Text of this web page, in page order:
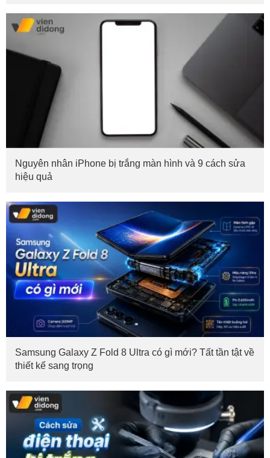
Nguyên nhân iPhone bị trắng màn hình và 9 cách sửa
hiệu quả
Samsung Galaxy Z Fold 8 Ultra có gì mới? Tất tần tật về
thiết kế sang trọng